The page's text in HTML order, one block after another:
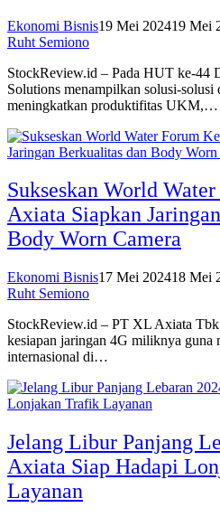
Ekonomi Bisnis19 Mei 202419 Mei
Ruht Semiono
StockReview.id – Pada HUT ke-44
Solutions menampilkan solusi-
meningkatkan produktifitas UKM,…
Sukseskan World
Axiata Siapkan
Body Worn Camera
Ekonomi Bisnis17 Mei 202418 Mei
Ruht Semiono
StockReview.id – PT XL Axiata
kesiapan jaringan 4G miliknya guna
internasional di…
Jelang Libur Panjang
Axiata Siap Hadapi
Layanan